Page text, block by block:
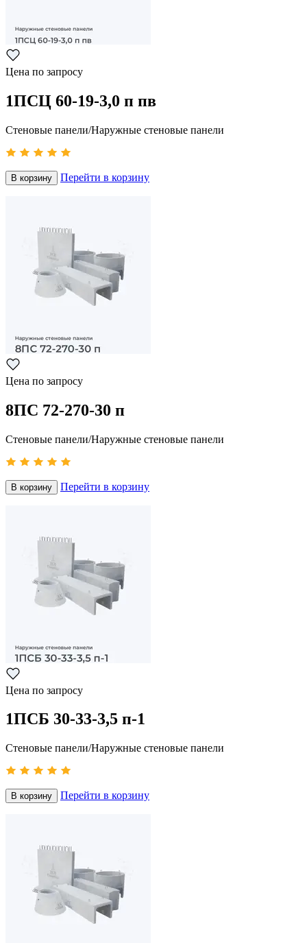
Цена по запросу
1ПСЦ 60-19-3,0 п пв
Стеновые панели/Наружные стеновые панели
В корзину Перейти в корзину
Цена по запросу
8ПС 72-270-30 п
Стеновые панели/Наружные стеновые панели
В корзину Перейти в корзину
Цена по запросу
1ПСБ 30-33-3,5 п-1
Стеновые панели/Наружные стеновые панели
В корзину Перейти в корзину